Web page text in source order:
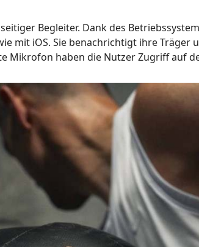
Begleiter. Dank des
mit iOS. Sie benachrichtigt ihre
Mikrofon haben die Nutzer Zugriff auf